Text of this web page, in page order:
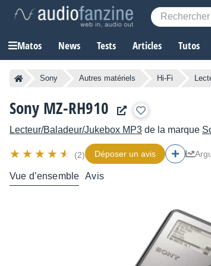
Matos News Tests Articles Tutos
Sony Autres matériels Hi-Fi
Sony MZ-RH910
Lecteur/Baladeur/Jukebox MP3 de la marque
(2) Déposer un avis
Vue d’ensemble Avis